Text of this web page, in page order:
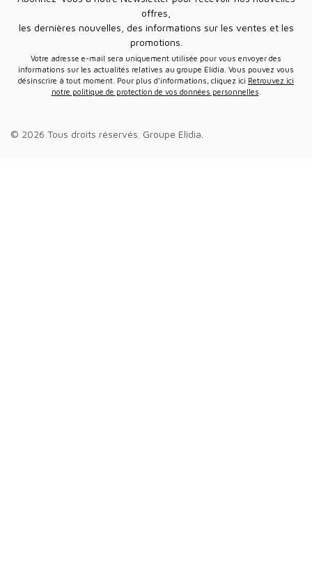
offres,
les dernières nouvelles, des informations sur les ventes et les
promotions.
Votre adresse e-mail sera uniquement utilisée pour vous envoyer des
informations sur les actualités relatives au groupe Elidia. Vous pouvez vous
désinscrire à tout moment. Pour plus d’informations, cliquez ici Retrouvez ici
notre politique de protection de vos données personnelles
© 2026 Tous droits réservés. Groupe Elidia